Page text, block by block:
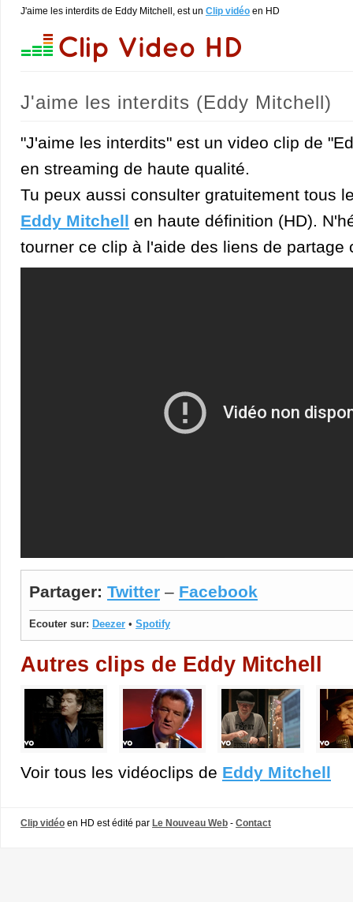
J'aime les interdits de Eddy Mitchell, est un Clip vidéo en HD
J'aime les interdits (Eddy Mitchell)
"J'aime les interdits" est un video clip de
en streaming de haute qualité.
Tu peux aussi consulter gratuitement tous
Eddy Mitchell en haute définition (HD).
tourner ce clip à l'aide des liens de partage
Partager: Twitter – Facebook
Ecouter sur: Deezer • Spotify
Autres clips de Eddy Mitchell
Voir tous les vidéoclips de Eddy Mitchell
Clip vidéo en HD est édité par Le Nouveau Web - Contact